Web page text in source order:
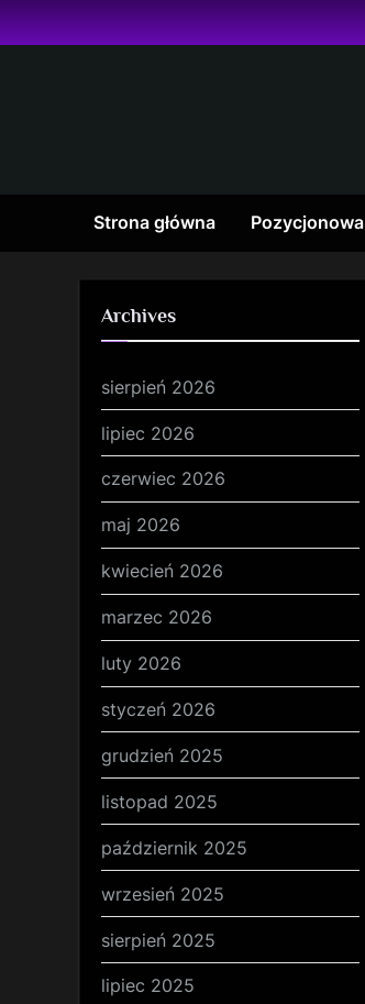
Skip
to
Strona główna
Archives
sierpień 2026
lipiec 2026
czerwiec 2026
maj 2026
kwiecień 2026
marzec 2026
luty 2026
styczeń 2026
grudzień 2025
listopad 2025
październik 2025
wrzesień 2025
sierpień 2025
lipiec 2025